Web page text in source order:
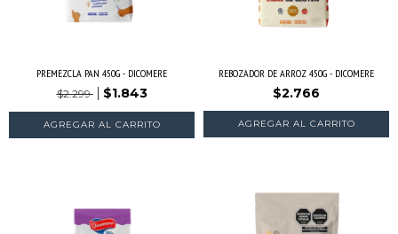
PREMEZCLA PAN 450G - DICOMERE
$2.299
$1.843
REBOZADOR DE ARROZ 450G - DICOMERE
$2.766